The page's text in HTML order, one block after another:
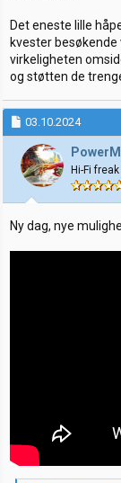
Det eneste lille
kvester besøkende
virkeligheten
og støtten de
03.10.2024
Hi-Fi freak
Ny dag, nye